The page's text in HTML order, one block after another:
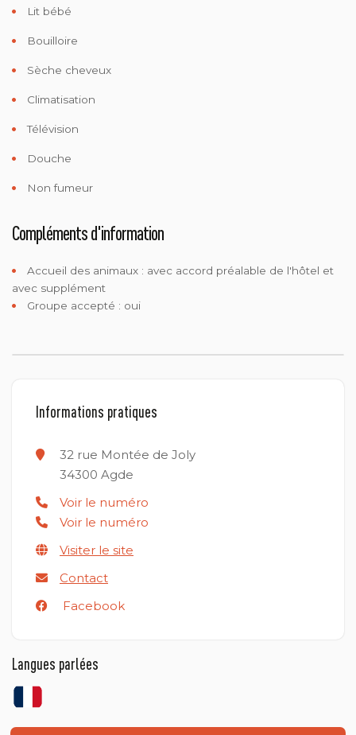
Lit bébé
Bouilloire
Sèche cheveux
Climatisation
Télévision
Douche
Non fumeur
Compléments d'information
Accueil des animaux : avec accord préalable de l'hôtel et
avec supplément
Groupe accepté : oui
Informations pratiques
32 rue Montée de Joly
34300 Agde
Voir le numéro
Voir le numéro
Visiter le site
Contact
Facebook
Langues parlées